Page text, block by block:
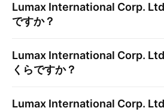
Lumax International Corp.
ですか？
Lumax International Corp.
くらですか？
Lumax International Corp.